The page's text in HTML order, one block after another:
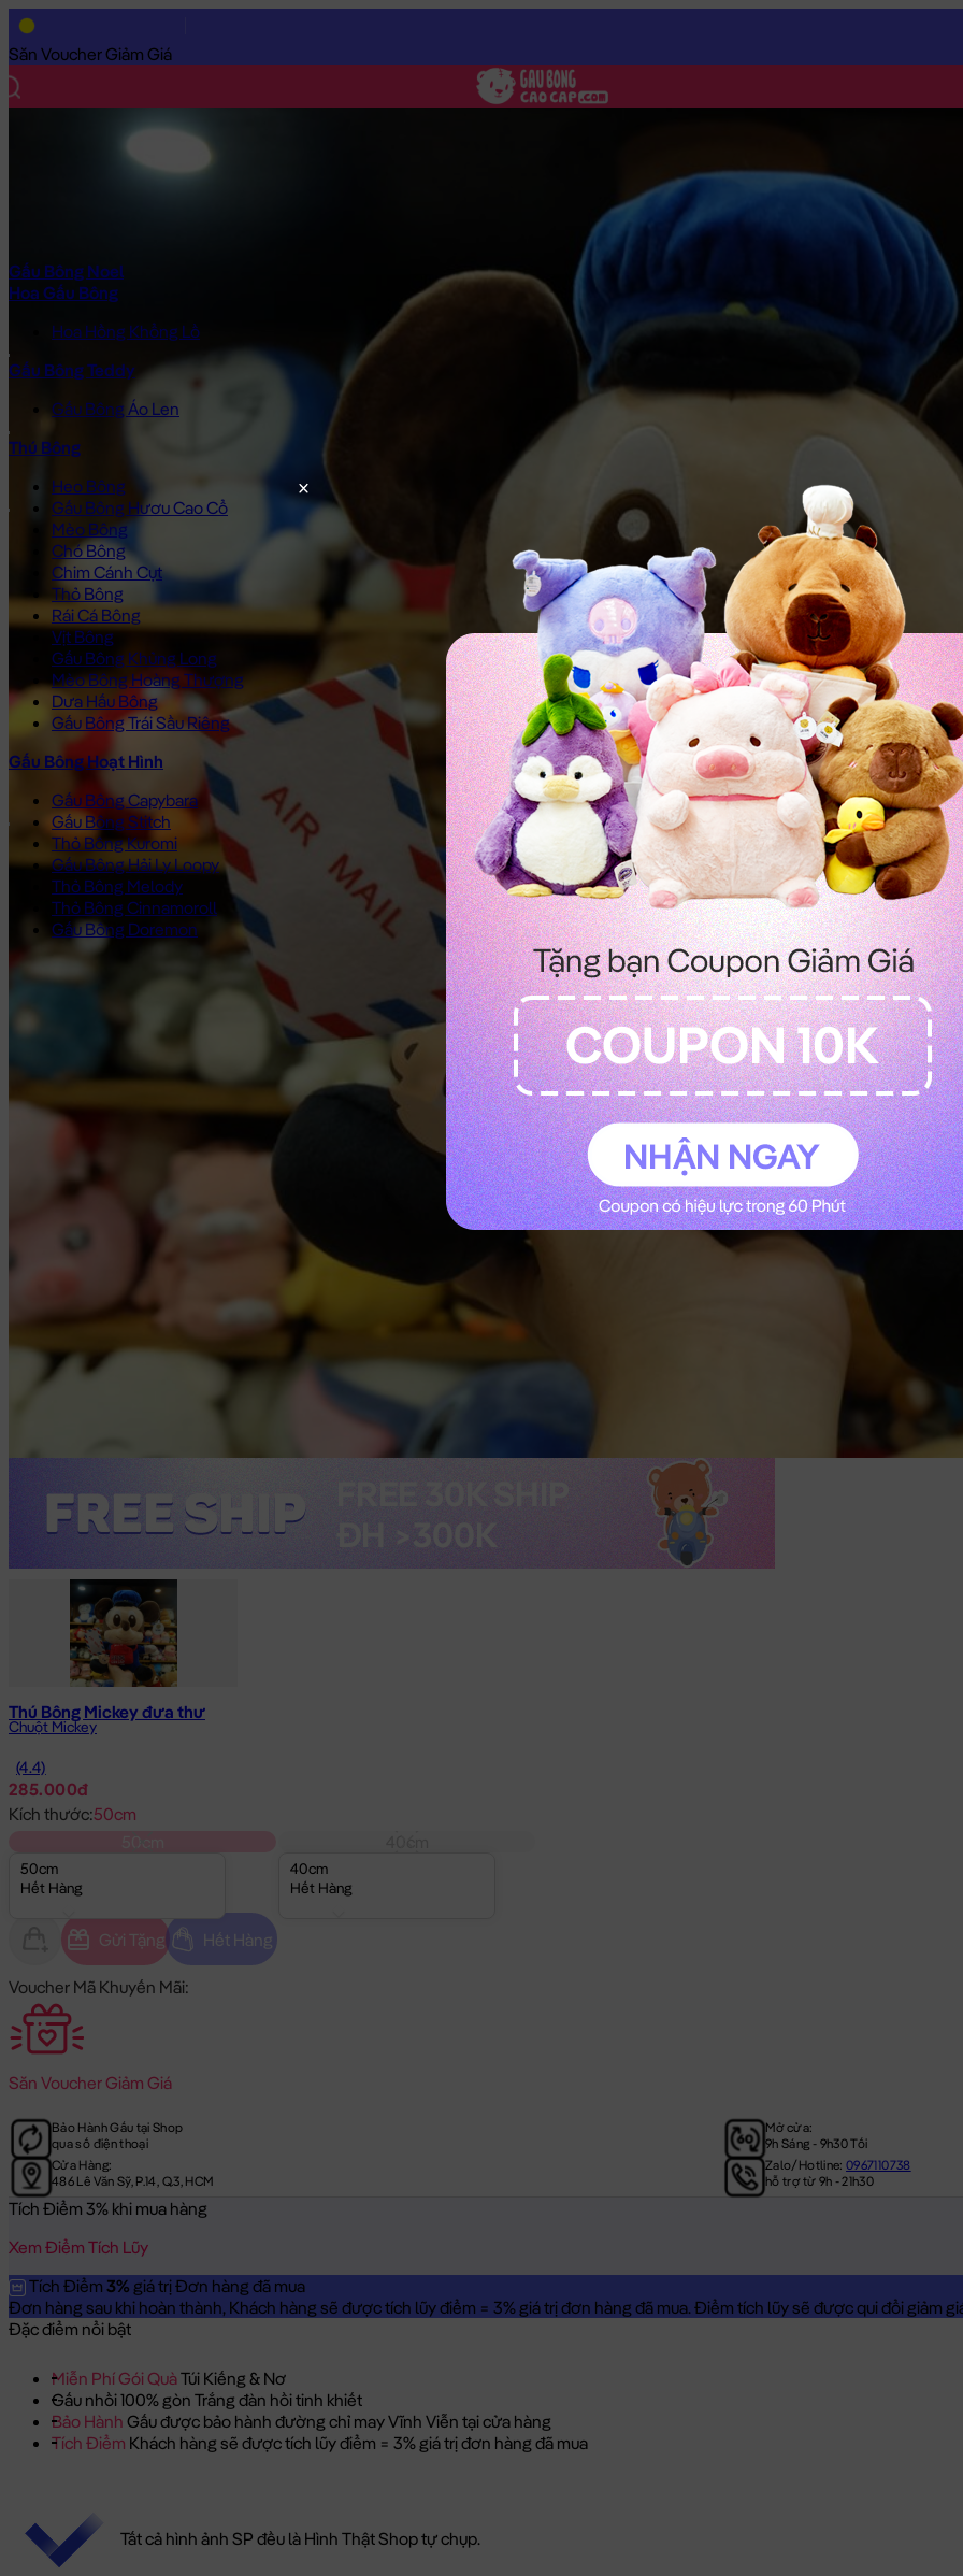
Săn Voucher Giảm Giá
Gấu Bông Noel
Hoa Gấu Bông
Hoa Hồng Khổng Lồ
Gấu Bông Teddy
Gấu Bông Áo Len
Thú Bông
Heo Bông
Gấu Bông Hươu Cao Cổ
Mèo Bông
Chó Bông
Chim Cánh Cụt
Thỏ Bông
Rái Cá Bông
Vịt Bông
Gấu Bông Khủng Long
Mèo Bông Hoàng Thượng
Dưa Hấu Bông
Gấu Bông Trái Sầu Riêng
Gấu Bông Hoạt Hình
Gấu Bông Capybara
Gấu Bông Stitch
Thỏ Bông Kuromi
Gấu Bông Hải Ly Loopy
Thỏ Bông Melody
Thỏ Bông Cinnamoroll
Gấu Bông Doremon
Trang Chủ
Thú Bông Mickey đưa thư
Chuột Mickey
(4.4)
285.000đ
Kích thước:50cm
50cm
Hết Hàng
40cm
Hết Hàng
Gửi Tặng Hết Hàng
Voucher Mã Khuyến Mãi:
Săn Voucher Giảm Giá
Bảo Hành Gấu tại Shop
qua số điện thoại
Mở cửa:
9h Sáng - 9h30 Tối
Cửa Hàng:
486 Lê Văn Sỹ, P.14, Q.3, HCM
Zalo/Hotline:0967110738
hỗ trợ từ 9h - 21h30
Tích Điểm 3% khi mua hàng
Xem Điểm Tích Lũy
Tích Điểm 3% giá trị Đơn hàng đã mua
Đơn hàng sau khi hoàn thành, Khách hàng sẽ được tích lũy điểm = 3% giá trị đơn hàng đã mua. Điểm tích lũy sẽ được qui đổi giảm
Đặc điểm nổi bật
Miễn Phí Gói QuàTúi Kiếng & Nơ
Gấu nhồi 100% gòn Trắng đàn hồi tinh khiết
Bảo Hành Gấu được bảo hành đường chỉ may Vĩnh Viễn tại cửa hàng
Tích Điểm Khách hàng sẽ được tích lũy điểm = 3% giá trị đơn hàng đã mua
Tất cả hình ảnh SP đều là Hình Thật Shop tự chụp.